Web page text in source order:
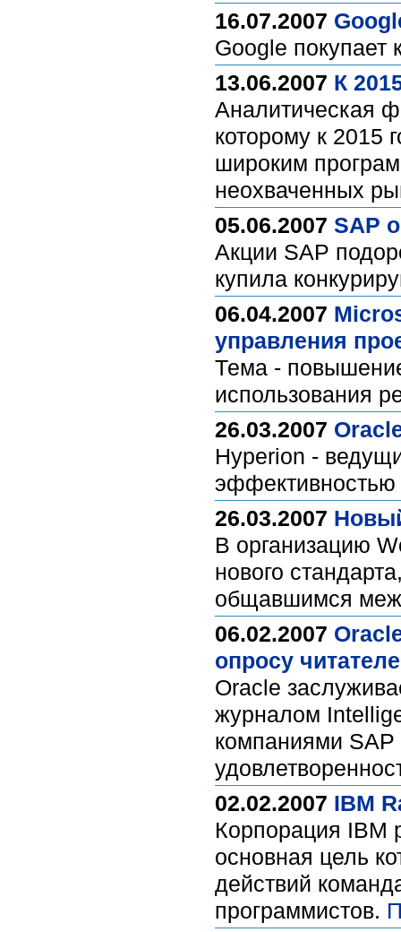
16.07.2007
Google
13.06.2007 К
Аналитическая
которому к 2015
широким
неохваченных
05.06.2007 SAP
Акции SAP
купила
06.04.2007
управления
Тема -
использования
26.03.2007
Hyperion -
26.03.2007
В организацию
нового
общавшимся
06.02.2007
опросу
Oracle
журналом
компаниями SAP
02.02.2007 IBM
Корпорация IBM
основная цель
действий
программистов.